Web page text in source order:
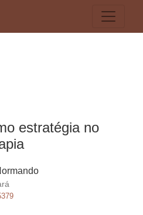
estratégia no